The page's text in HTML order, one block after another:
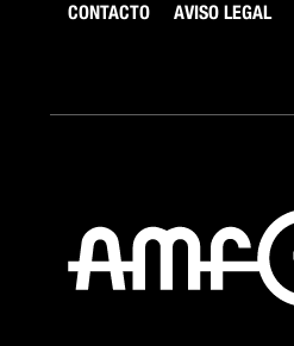
CONTACTO AVISO LEGAL